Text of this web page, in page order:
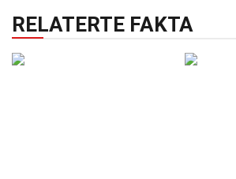
RELATERTE FAKTA